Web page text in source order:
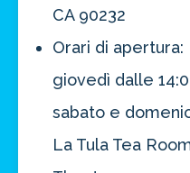
CA 90232
Orari di
giovedì dalle
sabato e
La Tula Tea